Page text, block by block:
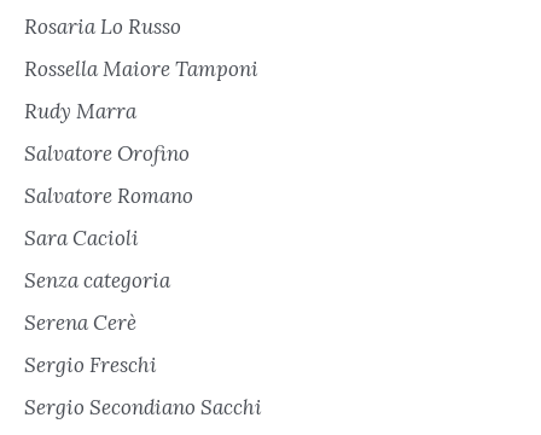
Rosaria Lo Russo
Rossella Maiore Tamponi
Rudy Marra
Salvatore Orofino
Salvatore Romano
Sara Cacioli
Senza categoria
Serena Cerè
Sergio Freschi
Sergio Secondiano Sacchi